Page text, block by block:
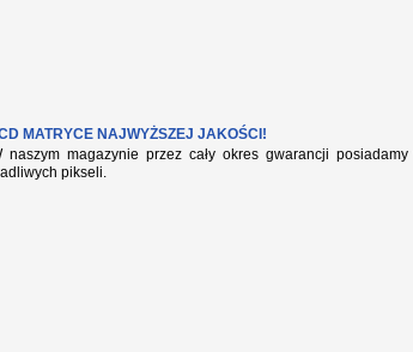
MATRYCE NAJWYŻSZEJ JAKOŚCI!
naszym magazynie przez cały okres gwarancji
pikseli.